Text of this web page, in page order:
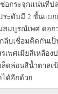
อกระจุกแน่นที่ป
ระดับมี 2 ชั้นแย
สมบูรณ์เพศ ดอก
ลีบเชื่อมติดกันเป็
เพศเมียสีเหลือ
ล็ดล่อนสีน้ำตาล
ได้อีกด้วย